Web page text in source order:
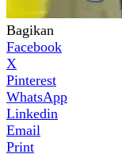
Bagikan
Facebook
X
Pinterest
WhatsApp
Linkedin
Email
Print